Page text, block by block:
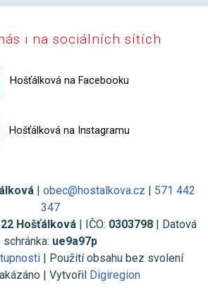
i na sociálních sítích
Hošťálková na Facebooku
Hošťálková na Instagramu
| obec@hostalkova.cz | 571 442
347
Hošťálková| IČO: 0303798| Datová
schránka: ue9a97p
| Použití obsahu bez svolení
| Vytvořil Digiregion